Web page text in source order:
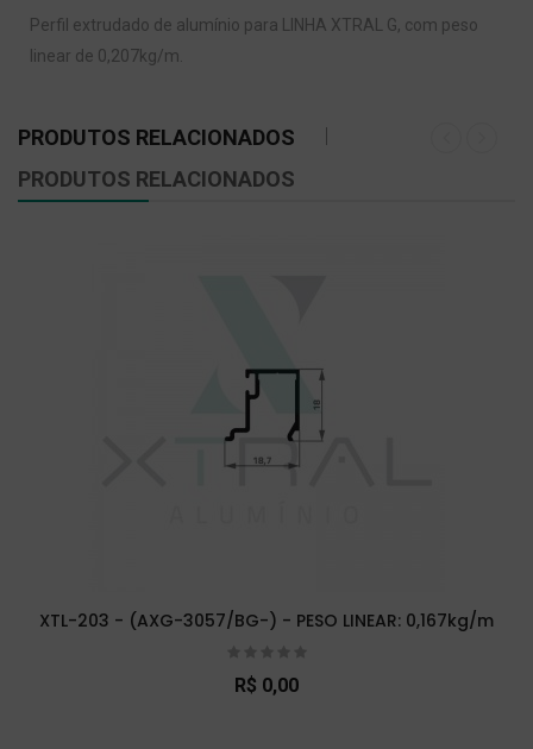
Perfil extrudado de alumínio para LINHA XTRAL G, com peso
linear de 0,207kg/m.
PRODUTOS RELACIONADOS
PRODUTOS RELACIONADOS
XTL-203 - (AXG-3057/BG-) - PESO LINEAR: 0,167kg/m
R$ 0,00